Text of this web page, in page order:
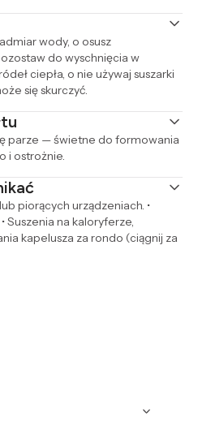
wody, o osusz
do wyschnięcia w
ciepła, o nie używaj suszarki
się skurczyć.
parze — świetne do formowania
i ostrożnie.
piorących urządzeniach. •
Suszenia na kaloryferze,
kapelusza za rondo (ciągnij za